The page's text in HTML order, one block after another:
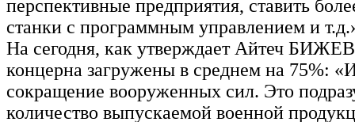
перспективные предприятия, ставить
станки с программным управлением и
На сегодня, как утверждает Айтеч
концерна загружены в среднем на 75%:
сокращение вооруженных сил. Это
количество выпускаемой военной